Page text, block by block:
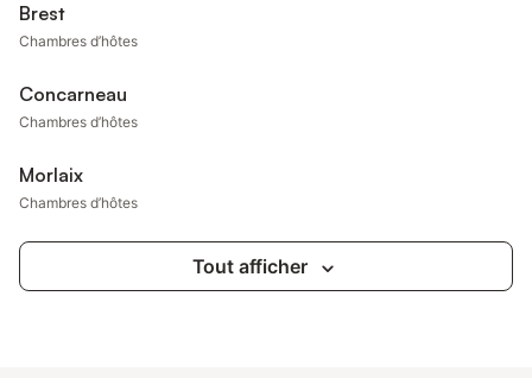
Brest
Chambres d’hôtes
Concarneau
Chambres d’hôtes
Morlaix
Chambres d’hôtes
Tout afficher